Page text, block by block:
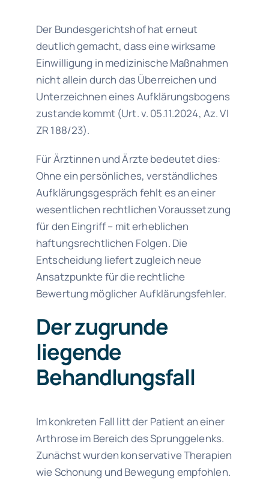
Der Bundesgerichtshof hat erneut
deutlich gemacht, dass eine wirksame
Einwilligung in medizinische Maßnahmen
nicht allein durch das Überreichen und
Unterzeichnen eines Aufklärungsbogens
zustande kommt (Urt. v. 05.11.2024, Az. VI
ZR 188/23).
Für Ärztinnen und Ärzte bedeutet dies:
Ohne ein persönliches, verständliches
Aufklärungsgespräch fehlt es an einer
wesentlichen rechtlichen Voraussetzung
für den Eingriff – mit erheblichen
haftungsrechtlichen Folgen. Die
Entscheidung liefert zugleich neue
Ansatzpunkte für die rechtliche
Bewertung möglicher Aufklärungsfehler.
Der zugrunde
liegende
Behandlungsfall
Im konkreten Fall litt der Patient an einer
Arthrose im Bereich des Sprunggelenks.
Zunächst wurden konservative Therapien
wie Schonung und Bewegung empfohlen.